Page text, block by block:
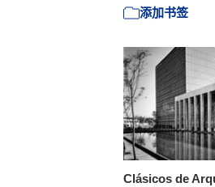
添加书签
Clásicos de